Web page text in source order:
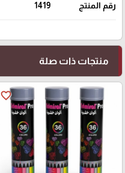
رقم المنتج 1419
منتجات ذات صلة
favorite_border